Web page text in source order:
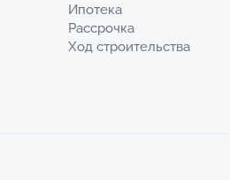
Ипотека
Рассрочка
Ход строительства